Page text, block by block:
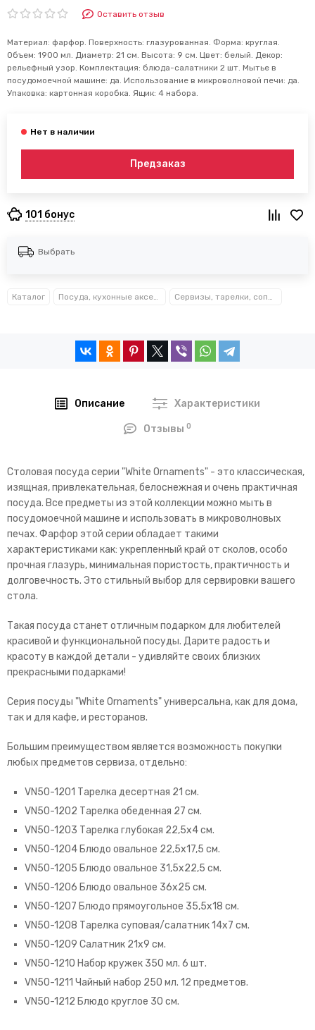
Оставить отзыв
Материал: фарфор. Поверхность: глазурованная. Форма: круглая.
Объем: 1900 мл. Диаметр: 21 см. Высота: 9 см. Цвет: белый. Декор:
рельефный узор. Комплектация: блюда-салатники 2 шт. Мытье в
посудомоечной машине: да. Использование в микроволновой печи: да.
Упаковка: картонная коробка. Ящик: 4 набора.
Предзаказ
101 бонус
Выбрать
Каталог Посуда, кухонные аксессуары и принадлежности TM Kamille TM Ofenbach Сервизы, тарелки, сопутствующие
Описание Характеристики
Отзывы0
Столовая посуда серии "White Ornaments" - это классическая,
изящная, привлекательная, белоснежная и очень практичная
посуда. Все предметы из этой коллекции можно мыть в
посудомоечной машине и использовать в микроволновых
печах. Фарфор этой серии обладает такими
характеристиками как: укрепленный край от сколов, особо
прочная глазурь, минимальная пористость, практичность и
долговечность. Это стильный выбор для сервировки вашего
стола.
Такая посуда станет отличным подарком для любителей
красивой и функциональной посуды. Дарите радость и
красоту в каждой детали - удивляйте своих близких
прекрасными подарками!
Серия посуды "White Ornaments" универсальна, как для дома,
так и для кафе, и ресторанов.
Большим преимуществом является возможность покупки
любых предметов сервиза, отдельно:
VN50-1201 Тарелка десертная 21 см.
VN50-1202 Тарелка обеденная 27 см.
VN50-1203 Тарелка глубокая 22,5х4 см.
VN50-1204 Блюдо овальное 22,5х17,5 см.
VN50-1205 Блюдо овальное 31,5х22,5 см.
VN50-1206 Блюдо овальное 36х25 см.
VN50-1207 Блюдо прямоугольное 35,5х18 см.
VN50-1208 Тарелка суповая/салатник 14х7 см.
VN50-1209 Салатник 21х9 см.
VN50-1210 Набор кружек 350 мл. 6 шт.
VN50-1211 Чайный набор 250 мл. 12 предметов.
VN50-1212 Блюдо круглое 30 см.